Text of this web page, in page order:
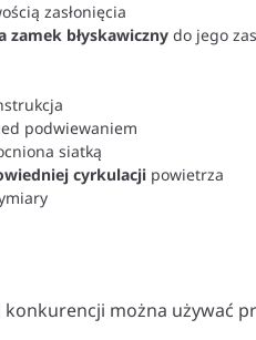
zasłonięcia
zamek błyskawiczny do jego
podwiewaniem
siatką
cyrkulacji powietrza
można używać